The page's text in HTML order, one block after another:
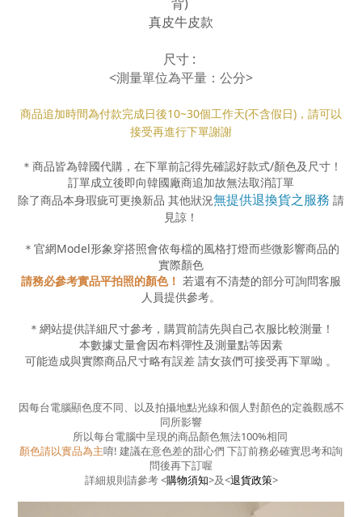
真皮牛皮款
尺寸 :
<測量單位為平量：公分>
商品追加時間為付款完成日後10~30個工作天(不含假日)，請可以
接受再進行下單謝謝
＊商品皆為韓國代購，在下單前記得先確認好款式/顏色及尺寸！
訂單成立後即向韓國廠商追加故無法取消訂單
除了商品本身瑕疵可更換新品 其他狀況無提供退換貨之服務 請
見諒！
＊官網Model形象穿搭照會依每檔的風格打燈而些微影響商品的
實際顏色
請務必參考實品平拍照的顏色！ 若還有不清楚的部分可詢問客服
人員提供參考。
＊網站提供詳細尺寸參考，購買前請先與自己衣服比較測量！
本數據丈量會因布料彈性及測量點等因素
可能造成與實際商品尺寸略有誤差 請女孩們可接受再下單呦 。
因每台電腦顯色度不同、以及拍攝地點光線和個人對顏色的定義觀感不
同所影響
所以每台電腦中呈現的商品顏色無法100%相同
顏色請以實品為主唷! 建議在意色差的甜心們 下訂前務必確實思考和詢
問後再下訂喔
詳細規則請參考<購物須知>及<退貨政策>